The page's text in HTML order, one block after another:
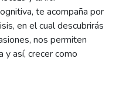
te acompaña por
en el cual descubrirás
nos permiten
y así, crecer como